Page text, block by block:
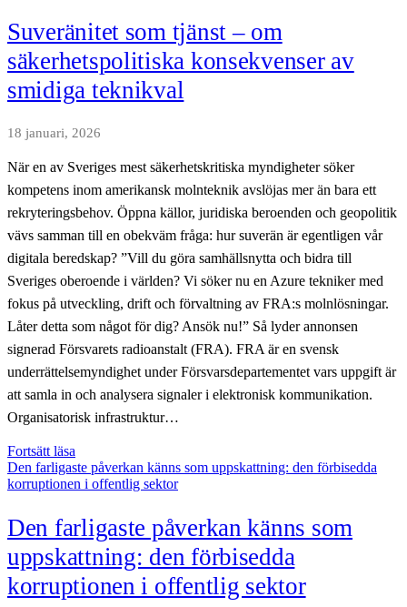
som
utfört
handlingen”
–
om
beviskrav,
och
tystnad
Suveränitet som tjänst – om
säkerhetspolitiska konsekvenser av
smidiga teknikval
18 januari, 2026
När en av Sveriges mest säkerhetskritiska myndigheter söker
kompetens inom amerikansk molnteknik avslöjas mer än bara ett
rekryteringsbehov. Öppna källor, juridiska beroenden och geopolitik
vävs samman till en obekväm fråga: hur suverän är egentligen vår
digitala beredskap? ”Vill du göra samhällsnytta och bidra till
Sveriges oberoende i världen? Vi söker nu en Azure tekniker med
fokus på utveckling, drift och förvaltning av FRA:s molnlösningar.
Låter detta som något för dig? Ansök nu!” Så lyder annonsen
signerad Försvarets radioanstalt (FRA). FRA är en svensk
underrättelsemyndighet under Försvarsdepartementet vars uppgift är
att samla in och analysera signaler i elektronisk kommunikation.
Organisatorisk infrastruktur…
Fortsätt läsa
som
tjänst
om
säkerhetspolitiska
konsekvenser
av
smidiga
teknikval
Den farligaste påverkan känns som uppskattning: den förbisedda
korruptionen i offentlig sektor
Den farligaste påverkan känns som
uppskattning: den förbisedda
korruptionen i offentlig sektor